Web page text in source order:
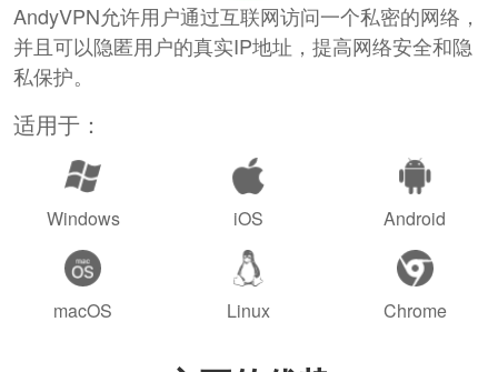
AndyVPN允许用户通过互联网访问一个私密的网络，
并且可以隐匿用户的真实IP地址，提高网络安全和隐
私保护。
适用于：
Windows iOS Android
macOS Linux Chrome